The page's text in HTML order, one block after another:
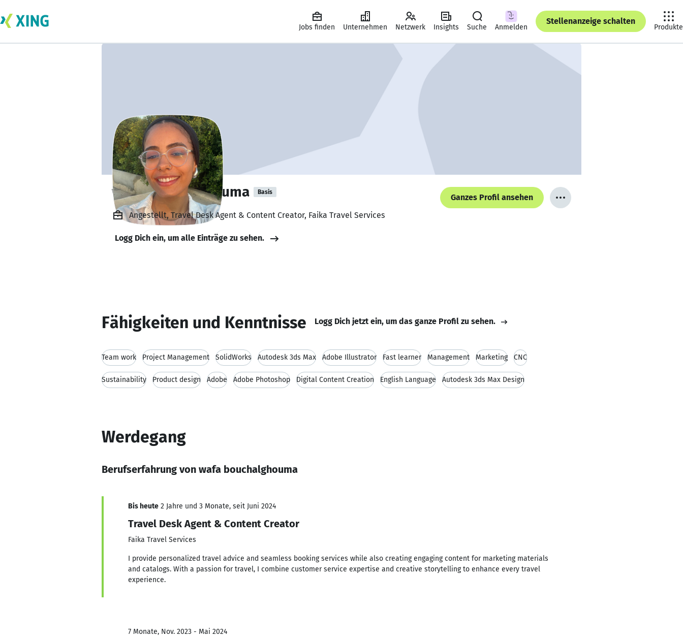
Jobs finden Unternehmen Netzwerk Insights Suche Anmelden
Stellenanzeige schalten
Produkte
wafa bouchalghouma Basis
Ganzes Profil ansehen
Angestellt, Travel Desk Agent & Content Creator, Faika Travel Services
Logg Dich ein, um alle Einträge zu sehen.
Fähigkeiten und Kenntnisse Logg Dich jetzt ein, um das ganze Profil zu sehen.
Team work Project Management SolidWorks Autodesk 3ds Max Adobe Illustrator Fast learner Management Marketing CNC
Sustainability Product design Adobe Adobe Photoshop Digital Content Creation English Language Autodesk 3ds Max Design
Werdegang
Berufserfahrung von wafa bouchalghouma
Bis heute 2 Jahre und 3 Monate, seit Juni 2024
Travel Desk Agent & Content Creator
Faika Travel Services
I provide personalized travel advice and seamless booking services while also creating engaging content for marketing materials
and catalogs. With a passion for travel, I combine customer service expertise and creative storytelling to enhance every travel
experience.
7 Monate, Nov. 2023 - Mai 2024